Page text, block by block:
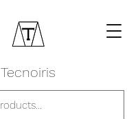
Tecnoiris